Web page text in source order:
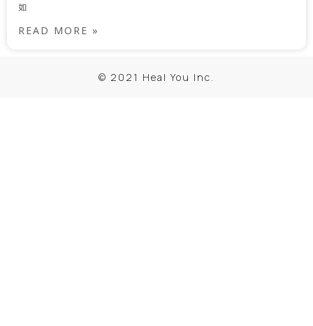
如
READ MORE »
© 2021 Heal You Inc.